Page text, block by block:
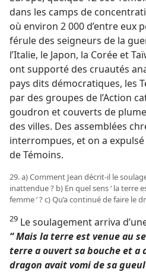
dans les camps de
où environ 2 000 d’entre eux
férule des seigneurs de la
l’Italie, le Japon, la Corée et
ont supporté des cruautés
pays dits démocratiques, les
par des groupes de l’Action
goudron et couverts de
des villes. Des assemblées
interrompues, et on a
de Témoins.
29. a) Comment Jean décrit-​il le
inattendue ? b) En quel sens ‘ la terre
femme ’ ? c) Qu’a continué de faire le
29 Le soulagement arriva
“ Mais la terre est venue au
terre a ouvert sa bouche et a
dragon avait vomi de sa